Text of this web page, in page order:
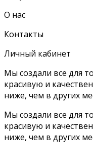
О нас
Контакты
Личный кабинет
Мы создали все для
красивую и
ниже, чем в других
Мы создали все для
красивую и
ниже, чем в других